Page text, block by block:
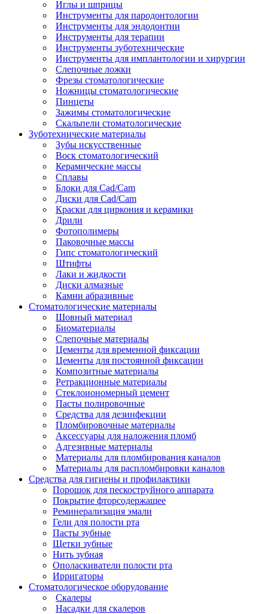
Иглы и шприцы
Инструменты для пародонтологии
Инструменты для эндодонтии
Инструменты для терапии
Инструменты зуботехнические
Инструменты для имплантологии и хирургии
Слепочные ложки
Фрезы стоматологические
Ножницы стоматологические
Пинцеты
Зажимы стоматологические
Скальпели стоматологические
Зуботехнические материалы
Зубы искусственные
Воск стоматологический
Керамические массы
Сплавы
Блоки для Cad/Cam
Диски для Cad/Cam
Краски для циркония и керамики
Дрили
Фотополимеры
Паковочные массы
Гипс стоматологический
Штифты
Лаки и жидкости
Диски алмазные
Камни абразивные
Стоматологические материалы
Шовный материал
Биоматериалы
Слепочные материалы
Цементы для временной фиксации
Цементы для постоянной фиксации
Композитные материалы
Ретракционные материалы
Стеклоиономерный цемент
Пасты полировочные
Средства для дезинфекции
Пломбировочные материалы
Аксессуары для наложения пломб
Адгезивные материалы
Материалы для пломбирования каналов
Материалы для распломбировки каналов
Средства для гигиены и профилактики
Порошок для пескоструйного аппарата
Покрытие фторсодержащее
Реминерализация эмали
Гели для полости рта
Пасты зубные
Щетки зубные
Нить зубная
Ополаскиватели полости рта
Ирригаторы
Стоматологическое оборудование
Скалеры
Насадки для скалеров